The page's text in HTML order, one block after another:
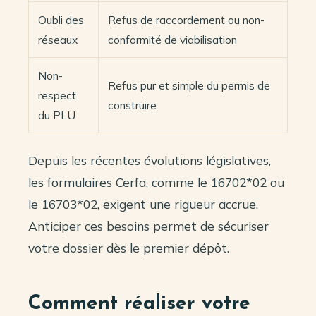
Oubli des
réseaux
Refus de raccordement ou non-
conformité de viabilisation
Non-
respect
du PLU
Refus pur et simple du permis de
construire
Depuis les récentes évolutions législatives,
les formulaires Cerfa, comme le 16702*02 ou
le 16703*02, exigent une rigueur accrue.
Anticiper ces besoins permet de sécuriser
votre dossier dès le premier dépôt.
Comment réaliser votre